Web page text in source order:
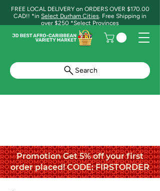
FREE LOCAL DELIVERY on ORDERS OVER $170.00
CAD!! *in Select Durham Cities. Free Shipping in
over $250 *Select Provinces
Search
Promotion Get 5% off your first
order placed! CODE: FIRSTORDER